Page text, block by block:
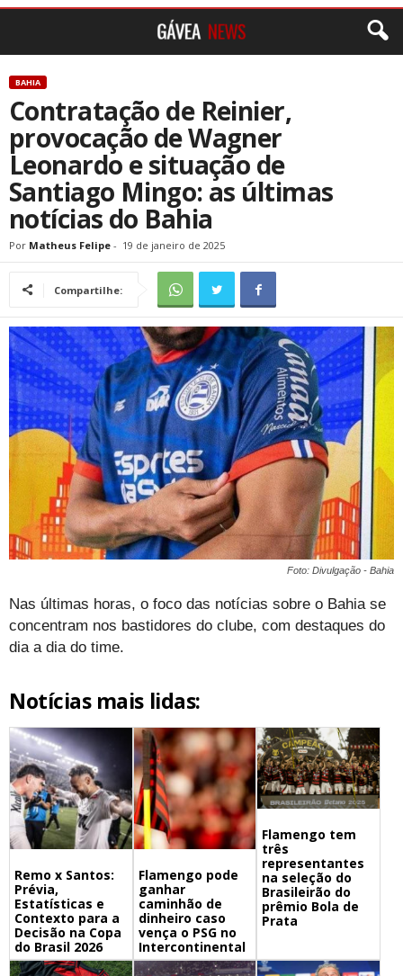
BAHIA
Contratação de Reinier,
provocação de Wagner
Leonardo e situação de
Santiago Mingo: as últimas
notícias do Bahia
Por Matheus Felipe - 19 de janeiro de 2025
Compartilhe:
Foto: Divulgação - Bahia
Nas últimas horas, o foco das notícias sobre o Bahia se
concentram nos bastidores do clube, com destaques do
dia a dia do time.
Notícias mais lidas:
Remo x Santos:
Prévia,
Estatísticas e
Contexto para a
Decisão na Copa
do Brasil 2026
Flamengo pode
ganhar
caminhão de
dinheiro caso
vença o PSG no
Intercontinental
Flamengo tem
três
representantes
na seleção do
Brasileirão do
prêmio Bola de
Prata